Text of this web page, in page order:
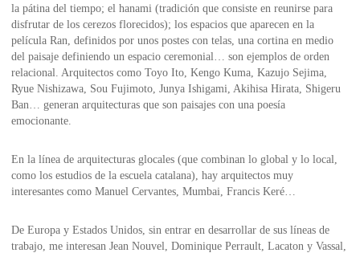
la pátina del tiempo; el hanami (tradición que consiste en reunirse para
disfrutar de los cerezos florecidos); los espacios que aparecen en la
película Ran, definidos por unos postes con telas, una cortina en medio
del paisaje definiendo un espacio ceremonial… son ejemplos de orden
relacional. Arquitectos como Toyo Ito, Kengo Kuma, Kazujo Sejima,
Ryue Nishizawa, Sou Fujimoto, Junya Ishigami, Akihisa Hirata, Shigeru
Ban… generan arquitecturas que son paisajes con una poesía
emocionante.
En la línea de arquitecturas glocales (que combinan lo global y lo local,
como los estudios de la escuela catalana), hay arquitectos muy
interesantes como Manuel Cervantes, Mumbai, Francis Keré…
De Europa y Estados Unidos, sin entrar en desarrollar de sus líneas de
trabajo, me interesan Jean Nouvel, Dominique Perrault, Lacaton y Vassal,